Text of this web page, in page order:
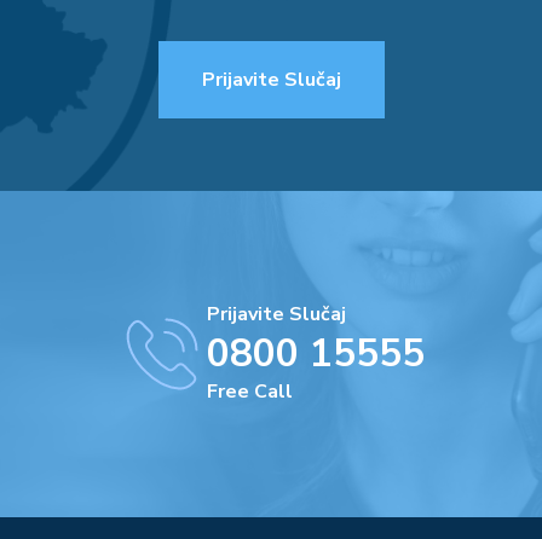
Prijavite Slučaj
Prijavite Slučaj
0800 15555
Free Call